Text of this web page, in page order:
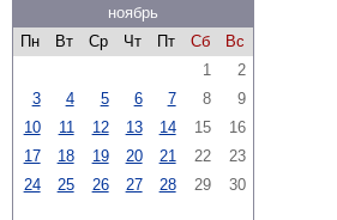
ноябрь
Пн
Вт Ср Чт Пт Сб
Вс
1
2
3
4 5 6 7 8
9
10
11 12 13 14 15
16
17
18 19 20 21 22
23
24
25 26 27 28 29 30